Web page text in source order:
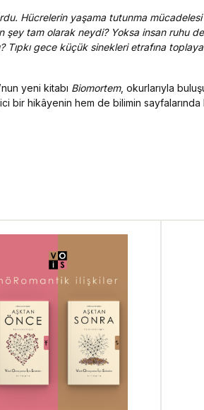
Hücrelerin yaşama tutunma
şey tam olarak neydi? Yoksa insan ruhu
Tıpkı gece küçük sinekleri etrafına
yeni kitabı Biomortem, okurlarıyla
bir hikâyenin hem de bilimin sayfalarında